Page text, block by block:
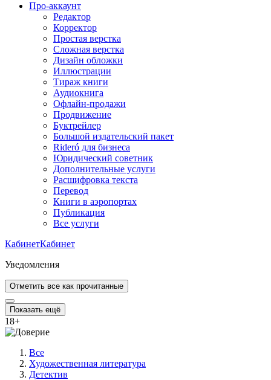
Про-аккаунт
Редактор
Корректор
Простая верстка
Сложная верстка
Дизайн обложки
Иллюстрации
Тираж книги
Аудиокнига
Офлайн-продажи
Продвижение
Буктрейлер
Большой издательский пакет
Rideró для бизнеса
Юридический советник
Дополнительные услуги
Расшифровка текста
Перевод
Книги в аэропортах
Публикация
Все услуги
КабинетКабинет
Уведомления
Отметить все как прочитанные
Показать ещё
18+
Все
Художественная литература
Детектив